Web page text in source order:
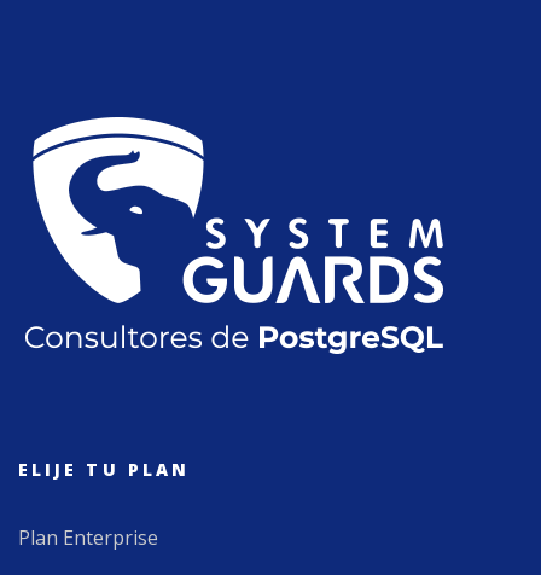
ELIJE TU PLAN
Plan Enterprise